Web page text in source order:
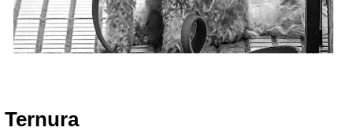
Ternura